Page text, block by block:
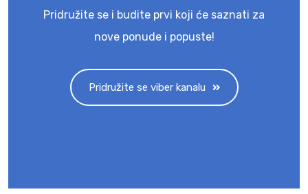
Pridružite se i budite prvi koji će saznati za
nove ponude i popuste!
Pridružite se viber kanalu